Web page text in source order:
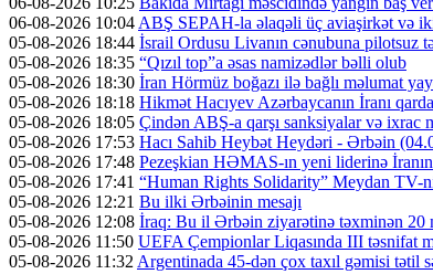
06-08-2026 10:04 ABŞ SEPAH-la əlaqəli üç aviaşirkət və
05-08-2026 18:44 İsrail Ordusu Livanın cənubuna pilotsuz
05-08-2026 18:35 “Qızıl top”a əsas namizədlər bəlli olub
05-08-2026 18:30 İran Hörmüz boğazı ilə bağlı məlumat
05-08-2026 18:18 Hikmət Hacıyev Azərbaycanın İranı
05-08-2026 18:05 Çindən ABŞ-a qarşı sanksiyalar və ixrac
05-08-2026 17:53 Hacı Sahib Heybət Heydəri - Ərbəin
05-08-2026 17:48 Pezeşkian HƏMAS-ın yeni liderinə
05-08-2026 17:41 “Human Rights Solidarity” Meydan TV-
05-08-2026 12:21 Bu ilki Ərbəinin mesajı
05-08-2026 12:08 İraq: Bu il Ərbəin ziyarətinə təxminən 20
05-08-2026 11:50 UEFA Çempionlar Liqasında III təsnifat
05-08-2026 11:32 Argentinada 45-dən çox taxıl gəmisi tətil